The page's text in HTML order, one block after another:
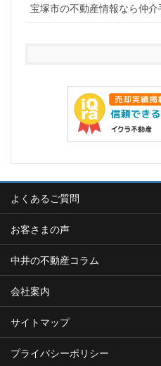
宝塚市の不動産情報なら仲
よくあるご質問
お客さまの声
中井の不動産コラム
会社案内
サイトマップ
プライバシーポリシー